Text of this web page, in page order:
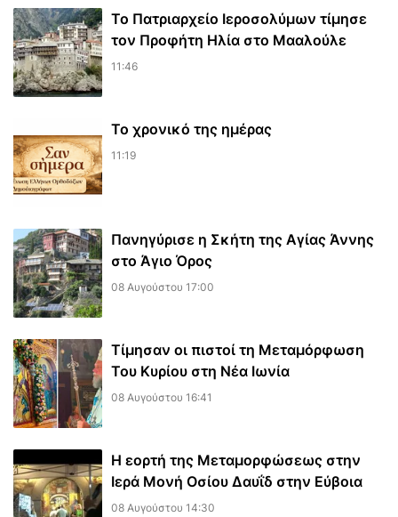
Το Πατριαρχείο Ιεροσολύμων τίμησε
τον Προφήτη Ηλία στο Μααλούλε
11:46
Το χρονικό της ημέρας
11:19
Πανηγύρισε η Σκήτη της Αγίας Άννης
στο Άγιο Όρος
08 Αυγούστου 17:00
Τίμησαν οι πιστοί τη Μεταμόρφωση
Του Κυρίου στη Νέα Ιωνία
08 Αυγούστου 16:41
Η εορτή της Μεταμορφώσεως στην
Ιερά Μονή Οσίου Δαυΐδ στην Εύβοια
08 Αυγούστου 14:30